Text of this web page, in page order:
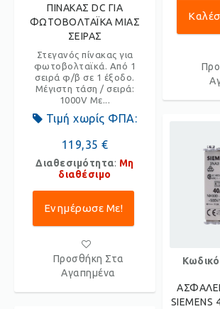
ΠΙΝΑΚΑΣ DC ΓΙΑ
ΦΩΤΟΒΟΛΤΑΪΚΑ ΜΙΑΣ
ΣΕΙΡΑΣ
Στεγανός πίνακας για
φωτοβολταϊκά. Από 1
σειρά φ/β σε 1 έξοδο.
Μέγιστη τάση / σειρά:
1000V Με...
Τιμή χωρίς ΦΠΑ:
119,35 €
Διαθεσιμότητα: Μη
διαθέσιμο
Ενημέρωσε Με!
Προσθήκη Στα
Αγαπημένα
SIEMENS